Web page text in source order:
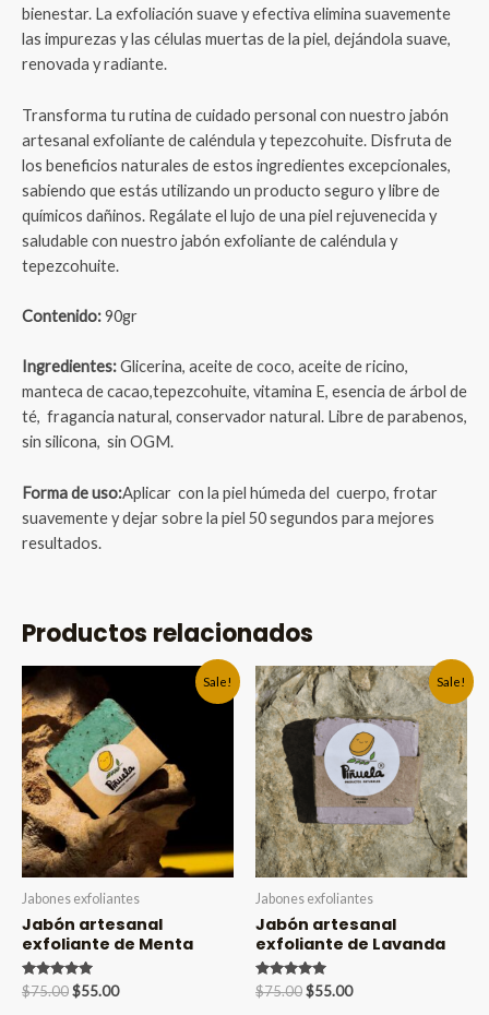
bienestar. La exfoliación suave y efectiva elimina suavemente
las impurezas y las células muertas de la piel, dejándola suave,
renovada y radiante.
Transforma tu rutina de cuidado personal con nuestro jabón
artesanal exfoliante de caléndula y tepezcohuite. Disfruta de
los beneficios naturales de estos ingredientes excepcionales,
sabiendo que estás utilizando un producto seguro y libre de
químicos dañinos. Regálate el lujo de una piel rejuvenecida y
saludable con nuestro jabón exfoliante de caléndula y
tepezcohuite.
Contenido:90gr
Ingredientes:Glicerina, aceite de coco, aceite de ricino,
manteca de cacao,tepezcohuite, vitamina E, esencia de árbol de
té, fragancia natural, conservador natural. Libre de parabenos,
sin silicona, sin OGM.
Forma de uso:Aplicar con la piel húmeda del cuerpo, frotar
suavemente y dejar sobre la piel 50 segundos para mejores
resultados.
Productos relacionados
Sale!
Jabones exfoliantes
Jabón artesanal
exfoliante de Menta
Valorado en
5.00
$75.00Original
$55.00Current
Sale!
Jabones exfoliantes
Jabón artesanal
exfoliante de Lavanda
Valorado en
5.00
$75.00Original
$55.00Current